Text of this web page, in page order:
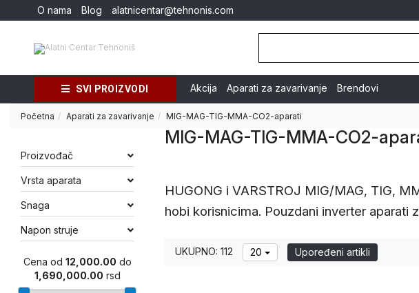
O nama Blog alatnicentar@tehnonis.com
SVI PROIZVODI Akcija Aparati za zavarivanje Brendovi
Početna Aparati za zavarivanje MIG-MAG-TIG-MMA-CO2-aparati
Proizvođač
Vrsta aparata
Snaga
Napon struje
Cena od 12,000.00 do
1,690,000.00 rsd
MIG-MAG-TIG-MMA-CO2-
HUGONG i VARSTROJ MIG/MAG, TIG,
hobi korisnicima. Pouzdani inverter aparati
UKUPNO: 112 20 Upoređeni artikli